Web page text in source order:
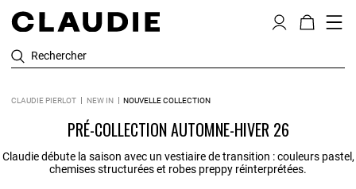
Rechercher
CLAUDIE PIERLOT NEW IN NOUVELLE COLLECTION
PRÉ-COLLECTION AUTOMNE-HIVER 26
Claudie débute la saison avec un vestiaire de transition : couleurs pastel,
chemises structurées et robes preppy réinterprétées.